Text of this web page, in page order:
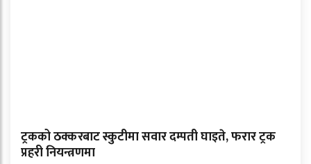
ट्रकको ठक्करबाट स्कुटीमा सवार दम्पती घाइते, फरार ट्रक
प्रहरी नियन्त्रणमा